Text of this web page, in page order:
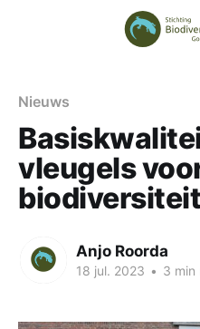
Nieuws
vleugels
biodiversiteit
Anjo Roorda
18 jul. 2023 • 3 min